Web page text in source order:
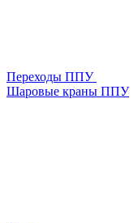
Переходы ППУ
Шаровые краны ППУ